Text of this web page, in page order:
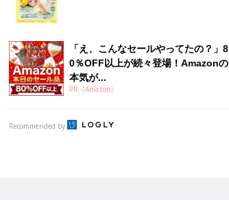
「え、こんなセールやってたの？」8
0％OFF以上が続々登場！Amazonの
本気が...
PR（Amazon）
Recommended by